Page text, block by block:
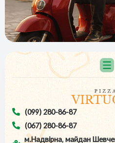
(099) 280-86-87
(067) 280-86-87
м.Надвірна, майдан